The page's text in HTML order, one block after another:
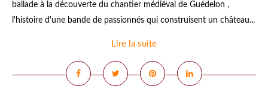
ballade à la découverte du chantier médiéval de Guédelon ,
l'histoire d'une bande de passionnés qui construisent un château...
Lire la suite